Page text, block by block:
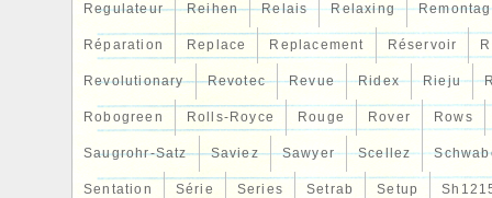
Regulateur Reihen Relais Relaxing
Réparation Replace Replacement Réservoir
Revolutionary Revotec Revue Ridex Rieju
Robogreen Rolls-Royce Rouge Rover Rows
Saugrohr-Satz Saviez Sawyer Scellez
Sentation Série Series Setrab Setup